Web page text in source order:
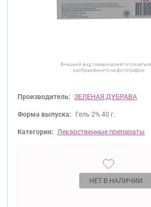
Внешний вид товара может
изображённого на фотографии
Производитель: ЗЕЛЕНАЯ ДУБРАВА
Форма выпуска: Гель 2% 40 г.
Категория: Лекарственные препараты
НЕТ В НАЛИЧИИ